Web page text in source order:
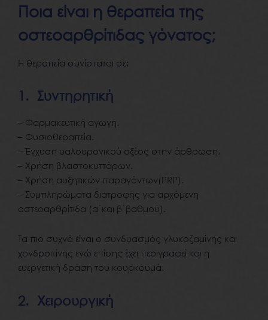
Ποια είναι η θεραπεία της
οστεοαρθρίτιδας γόνατος;
Η θεραπεία συνίσταται σε:
1. Συντηρητική
– Φαρμακευτική αγωγή.
– Φυσιοθεραπεία.
– Έγχυση υαλουρονικού οξέος στην άρθρωση.
– Χρήση βλαστοκυττάρων.
– Χρήση αυξητικών παραγόντων(PRP).
– Συμπληρώματα διατροφής για αρχόμενη
οστεοαρθρίτιδα (α΄και β΄βαθμού).
Τα πιο συχνά είναι ο συνδυασμός γλυκοζαμίνης και
χονδροιτίνης ενώ επίσης έχει περιγραφεί και η
ευεργετική δράση του κουρκουμά.
2. Χειρουργική